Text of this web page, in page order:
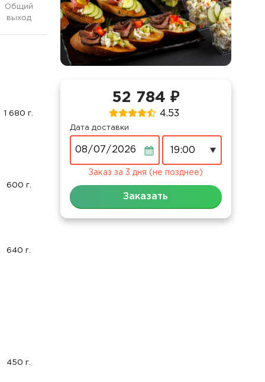
Общий
выход
1 680 г.
600 г.
640 г.
450 г.
52 784 ₽
4.53
Дата доставки
Заказ за 3 дня (не позднее)
Заказать